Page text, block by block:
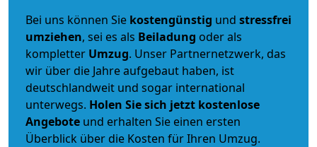
Bei uns können Sie kostengünstig und stressfrei
umziehen, sei es als Beiladung oder als
kompletter Umzug. Unser Partnernetzwerk, das
wir über die Jahre aufgebaut haben, ist
deutschlandweit und sogar international
unterwegs. Holen Sie sich jetzt kostenlose
Angebote und erhalten Sie einen ersten
Überblick über die Kosten für Ihren Umzug.